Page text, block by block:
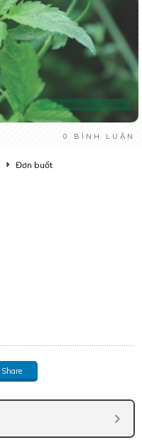
0 BÌNH LUẬN
Đơn buốt
Share